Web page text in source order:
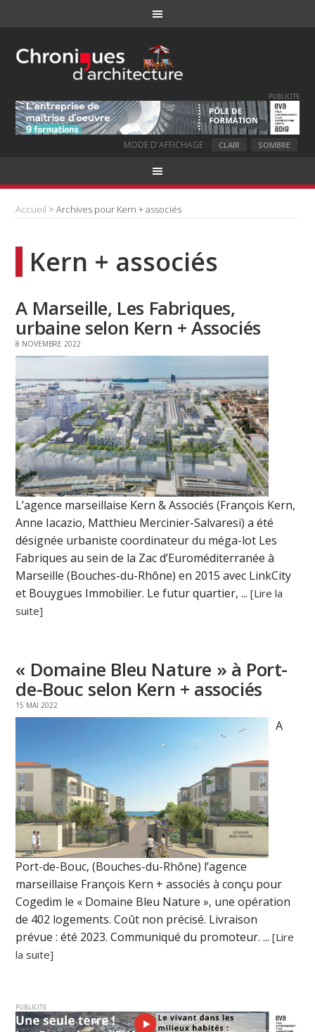
PUBLICITE
MODE D'AFFICHAGE : CLAIR SOMBRE
Accueil > Archives pour Kern + associés
Kern + associés
A Marseille, Les Fabriques,
urbaine selon Kern + Associés
8 NOVEMBRE 2022
L’agence marseillaise Kern & Associés (François Kern,
Anne Iacazio, Matthieu Mercinier-Salvaresi) a été
désignée urbaniste coordinateur du méga-lot Les
Fabriques au sein de la Zac d’Euroméditerranée à
Marseille (Bouches-du-Rhône) en 2015 avec LinkCity
et Bouygues Immobilier. Le futur quartier, ...[Lire la
suite]
« Domaine Bleu Nature » à Port-
de-Bouc selon Kern + associés
15 MAI 2022
A
Port-de-Bouc, (Bouches-du-Rhône) l’agence
marseillaise François Kern + associés à conçu pour
Cogedim le « Domaine Bleu Nature », une opération
de 402 logements. Coût non précisé. Livraison
prévue : été 2023. Communiqué du promoteur. ...[Lire
la suite]
PUBLICITE